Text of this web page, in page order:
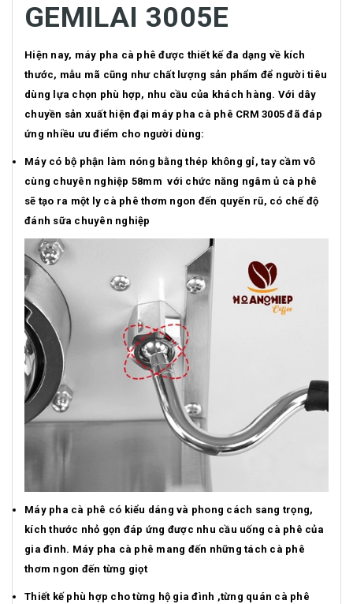
GEMILAI 3005E
Hiện nay, máy pha cà phê được thiết kế đa dạng về kích
thước, mẫu mã cũng như chất lượng sản phẩm để người tiêu
dùng lựa chọn phù hợp, nhu cầu của khách hàng. Với dây
chuyền sản xuất hiện đại máy pha cà phê CRM 3005 đã đáp
ứng nhiều ưu điểm cho người dùng:
Máy có bộ phận làm nóng bằng thép không gỉ, tay cầm vô
cùng chuyên nghiệp 58mm với chức năng ngâm ủ cà phê
sẽ tạo ra một ly cà phê thơm ngon đến quyến rũ, có chế độ
đánh sữa chuyên nghiệp
Máy pha cà phê có kiểu dáng và phong cách sang trọng,
kích thước nhỏ gọn đáp ứng được nhu cầu uống cà phê của
gia đình. Máy pha cà phê mang đến những tách cà phê
thơm ngon đến từng giọt
Thiết kế phù hợp cho từng hộ gia đình ,từng quán cà phê